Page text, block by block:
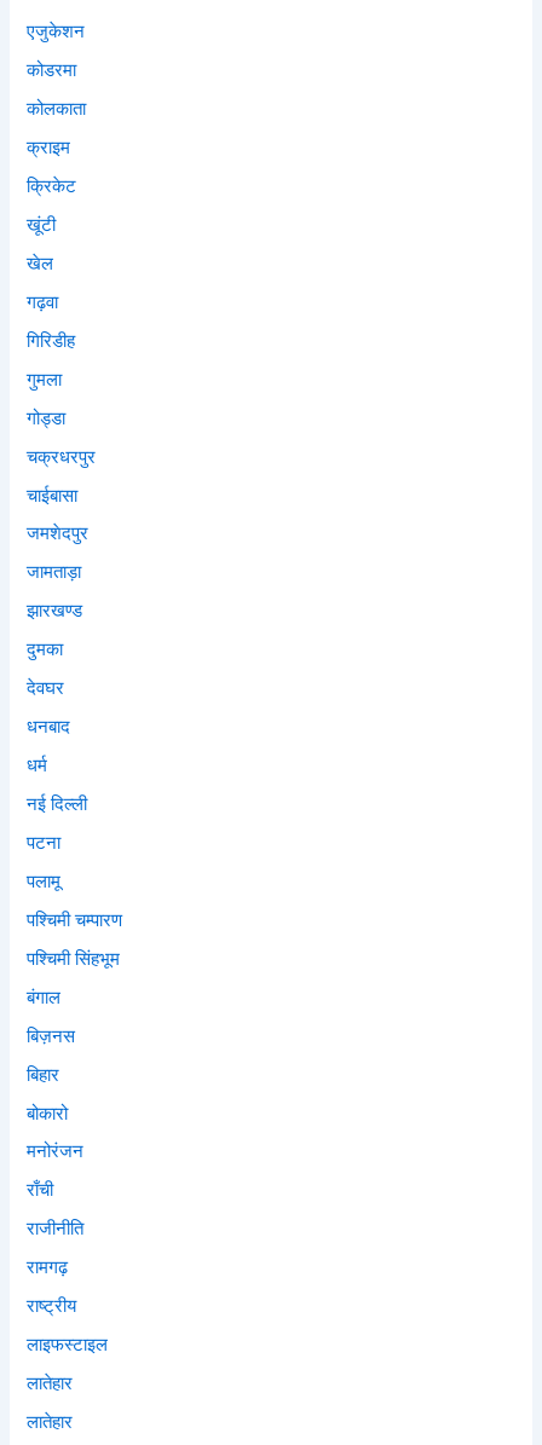
एजुकेशन
कोडरमा
कोलकाता
क्राइम
क्रिकेट
खूंटी
खेल
गढ़वा
गिरिडीह
गुमला
गोड्डा
चक्रधरपुर
चाईबासा
जमशेदपुर
जामताड़ा
झारखण्ड
दुमका
देवघर
धनबाद
धर्म
नई दिल्ली
पटना
पलामू
पश्चिमी चम्पारण
पश्चिमी सिंहभूम
बंगाल
बिज़नस
बिहार
बोकारो
मनोरंजन
राँची
राजीनीति
रामगढ़
राष्ट्रीय
लाइफस्टाइल
लातेहार
लातेहार